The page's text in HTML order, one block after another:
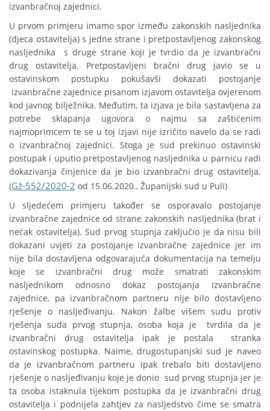
izvanbračnoj zajednici.
U prvom primjeru imamo spor između zakonskih nasljednika
(djeca ostavitelja) s jedne strane i pretpostavljenog zakonskog
nasljednika s druge strane koji je tvrdio da je izvanbračni
drug ostavitelja. Pretpostavljeni bračni drug javio se u
ostavinskom postupku pokušavši dokazati postojanje
izvanbračne zajednice pisanom izjavom ostavitelja ovjerenom
kod javnog bilježnika. Međutim, ta izjava je bila sastavljena za
potrebe sklapanja ugovora o najmu sa zaštićenim
najmoprimcem te se u toj izjavi nije izričito navelo da se radi
o izvanbračnoj zajednici. Stoga je sud prekinuo ostavinski
postupak i uputio pretpostavljenog nasljednika u parnicu radi
dokazivanja činjenice da je bio izvanbračni drug ostavitelja.
(Gž-552/2020-2 od 15.06.2020., Županijski sud u Puli)
U sljedećem primjeru također se osporavalo postojanje
izvanbračne zajednice od strane zakonskih nasljednika (brat i
nećak ostavitelja). Sud prvog stupnja zaključio je da nisu bili
dokazani uvjeti za postojanje izvanbračne zajednice jer im
nije bila dostavljena odgovarajuća dokumentacija na temelju
koje se izvanbračni drug može smatrati zakonskim
nasljednikom odnosno dokaz postojanja izvanbračne
zajednice, pa izvanbračnom partneru nije bilo dostavljeno
rješenje o nasljeđivanju. Nakon žalbe višem sudu protiv
rješenja suda prvog stupnja, osoba koja je tvrdila da je
izvanbračni drug ostavitelja ipak je postala stranka
ostavinskog postupka. Naime, drugostupanjski sud je naveo
da je izvanbračnom partneru ipak trebalo biti dostavljeno
rješenje o nasljeđivanju koje je donio sud prvog stupnja jer je
ta osoba istaknula tijekom postupka da je izvanbračni drug
ostavitelja i podnijela zahtjev za nasljedstvo čime se smatra